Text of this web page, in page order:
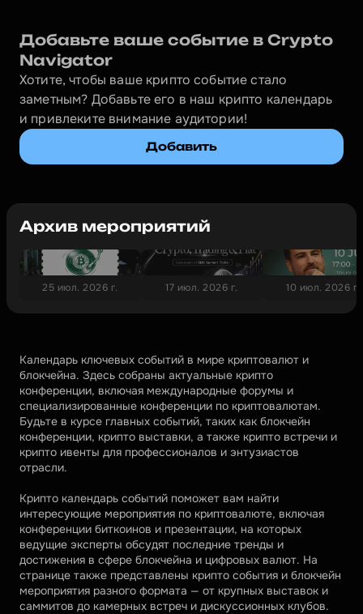
Добавьте ваше событие в Crypto
Navigator
Хотите, чтобы ваше крипто событие стало
заметным? Добавьте его в наш крипто календарь
и привлеките внимание аудитории!
Добавить
Архив мероприятий
25 июл. 2026 г. 17 июл. 2026 г. 10 июл. 2026 г.
Календарь ключевых событий в мире криптовалют и
блокчейна. Здесь собраны актуальные крипто
конференции, включая международные форумы и
специализированные конференции по криптовалютам.
Будьте в курсе главных событий, таких как блокчейн
конференции, крипто выставки, а также крипто встречи и
крипто ивенты для профессионалов и энтузиастов
отрасли.
Крипто календарь событий поможет вам найти
интересующие мероприятия по криптовалюте, включая
конференции биткоинов и презентации, на которых
ведущие эксперты обсудят последние тренды и
достижения в сфере блокчейна и цифровых валют. На
странице также представлены крипто события и блокчейн
мероприятия разного формата — от крупных выставок и
саммитов до камерных встреч и дискуссионных клубов.